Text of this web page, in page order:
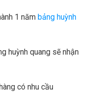
1 năm bảng huỳnh
huỳnh quang sẽ nhận
có nhu cầu